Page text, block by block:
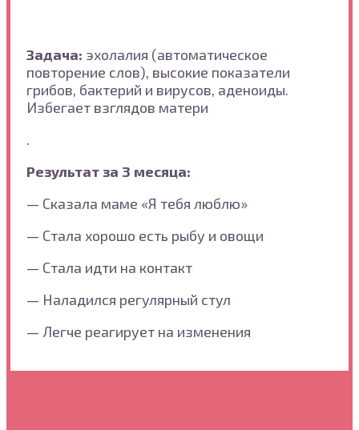
Задача: эхолалия (автоматическое
повторение слов), высокие показатели
грибов, бактерий и вирусов, аденоиды.
Избегает взглядов матери
.
Результат за 3 месяца:
— Сказала маме «Я тебя люблю»
— Стала хорошо есть рыбу и овощи
— Стала идти на контакт
— Наладился регулярный стул
— Легче реагирует на изменения